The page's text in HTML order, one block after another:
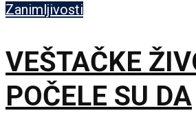
Zanimljivosti
VEŠTAČKE
POČELE SU DA